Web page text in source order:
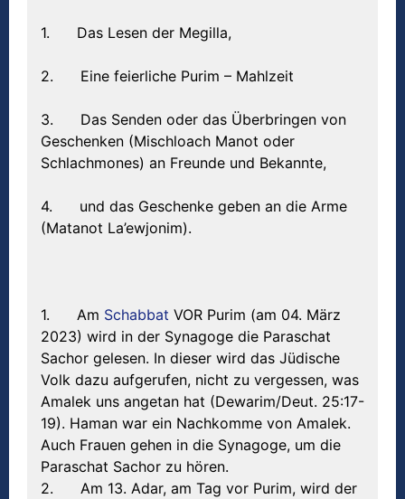
1. Das Lesen der Megilla,
2. Eine feierliche Purim – Mahlzeit
3. Das Senden oder das Überbringen von
Geschenken (Mischloach Manot oder
Schlachmones) an Freunde und Bekannte,
4. und das Geschenke geben an die Arme
(Matanot La’ewjonim).
1. Am Schabbat VOR Purim (am 04. März
2023) wird in der Synagoge die Paraschat
Sachor gelesen. In dieser wird das Jüdische
Volk dazu aufgerufen, nicht zu vergessen, was
Amalek uns angetan hat (Dewarim/Deut. 25:17-
19). Haman war ein Nachkomme von Amalek.
Auch Frauen gehen in die Synagoge, um die
Paraschat Sachor zu hören.
2. Am 13. Adar, am Tag vor Purim, wird der